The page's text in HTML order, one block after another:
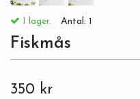
I lager. Antal: 1
Fiskmås
350 kr